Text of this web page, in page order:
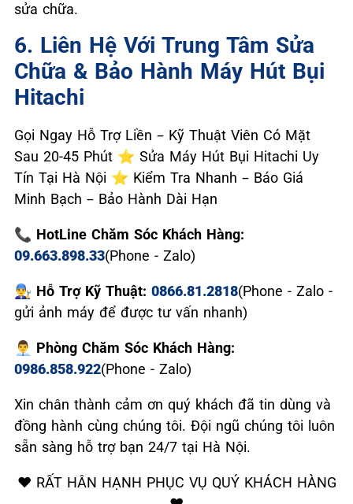
sửa chữa.
6. Liên Hệ Với Trung Tâm Sửa
Chữa & Bảo Hành Máy Hút Bụi
Hitachi
Gọi Ngay Hỗ Trợ Liền – Kỹ Thuật Viên Có Mặt
Sau 20-45 Phút ⭐ Sửa Máy Hút Bụi Hitachi Uy
Tín Tại Hà Nội ⭐ Kiểm Tra Nhanh – Báo Giá
Minh Bạch – Bảo Hành Dài Hạn
📞 HotLine Chăm Sóc Khách Hàng:
09.663.898.33(Phone - Zalo)
👨‍🔧 Hỗ Trợ Kỹ Thuật: 0866.81.2818(Phone - Zalo -
gửi ảnh máy để được tư vấn nhanh)
👨‍💼 Phòng Chăm Sóc Khách Hàng:
0986.858.922(Phone - Zalo)
Xin chân thành cảm ơn quý khách đã tin dùng và
đồng hành cùng chúng tôi. Đội ngũ chúng tôi luôn
sẵn sàng hỗ trợ bạn 24/7 tại Hà Nội.
❤️ RẤT HÂN HẠNH PHỤC VỤ QUÝ KHÁCH HÀNG